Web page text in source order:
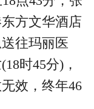
方文华酒店
往玛丽医
时45分)，
效，终年46